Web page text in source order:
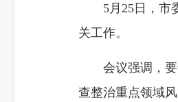
5月25日，市委
关工作。
会议强调，要认
查整治重点领域风